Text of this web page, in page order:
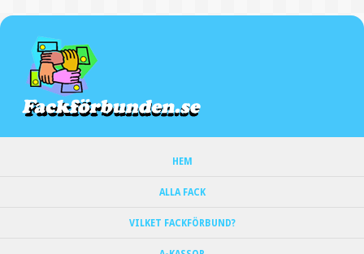
HEM
ALLA FACK
VILKET FACKFÖRBUND?